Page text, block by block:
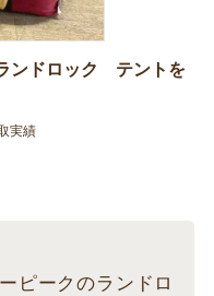
ンドロック テントを
実績
ピークのランドロ